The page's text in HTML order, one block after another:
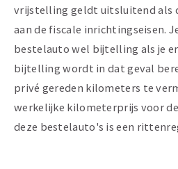
vrijstelling geldt uitsluitend als
aan de fiscale inrichtingseisen.
bestelauto wel bijtelling als je
bijtelling wordt in dat geval
privé gereden kilometers te
werkelijke kilometerprijs voor
deze bestelauto's is een